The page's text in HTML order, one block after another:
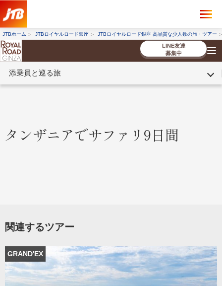
JTBホーム JTBロイヤルロード銀座 JTBロイヤルロード銀座 高品質な少人数の旅・ツアー
LINE友達
募集中
添乗員と巡る旅
条件から探す
条件から探す
出発月
1月
2月 3月
5月
条件から探す
条件から探す
出発月
冬の国内旅行
1月
タンザニアでサファリ9日間
関連するツアー
GRAND'EX
ツアーを探す ×
海外ツアー 国内ツアー